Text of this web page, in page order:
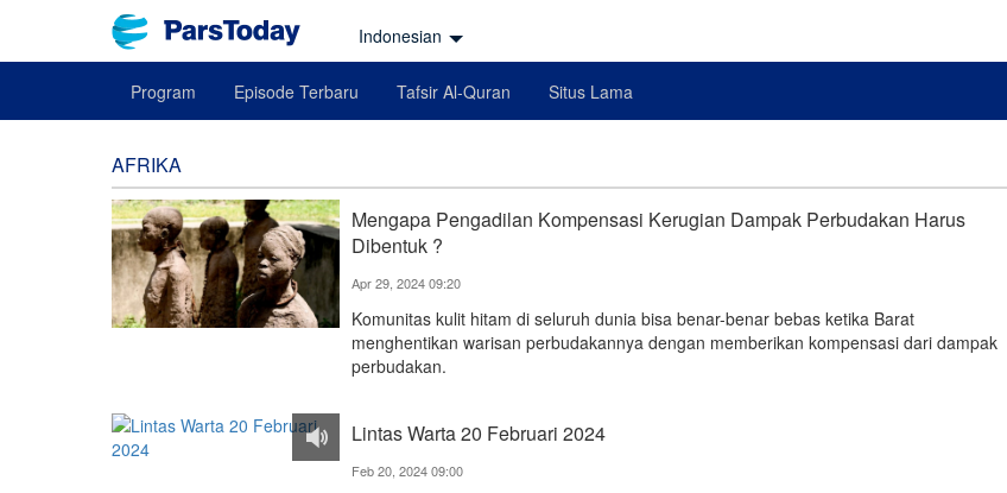
Indonesian
Program Episode Terbaru Tafsir Al-Quran Situs Lama
AFRIKA
Mengapa Pengadilan Kompensasi Kerugian Dampak Perbudakan Harus
Dibentuk ?
Apr 29, 2024 09:20
Komunitas kulit hitam di seluruh dunia bisa benar-benar bebas ketika Barat
menghentikan warisan perbudakannya dengan memberikan kompensasi dari dampak
perbudakan.
Lintas Warta 20 Februari 2024
Feb 20, 2024 09:00